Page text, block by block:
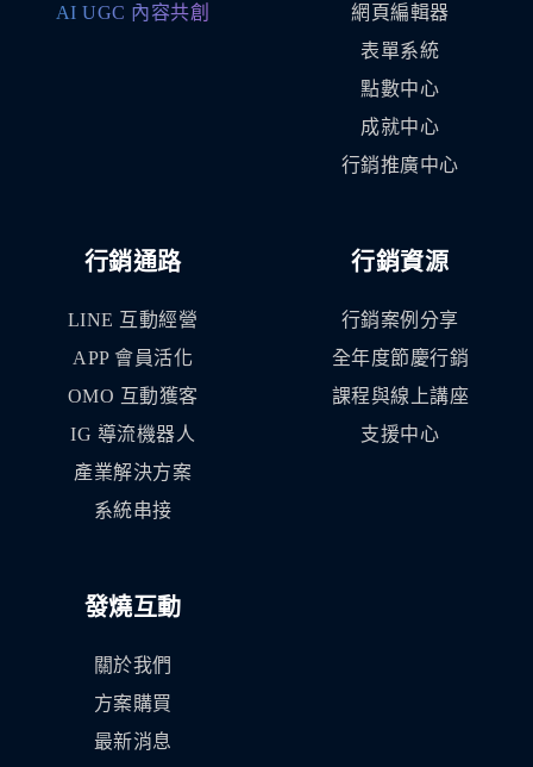
AI UGC 內容共創
網頁編輯器
表單系統
點數中心
成就中心
行銷推廣中心
行銷通路
LINE 互動經營
APP 會員活化
OMO 互動獲客
IG 導流機器人
產業解決方案
系統串接
行銷資源
行銷案例分享
全年度節慶行銷
課程與線上講座
支援中心
發燒互動
關於我們
方案購買
最新消息